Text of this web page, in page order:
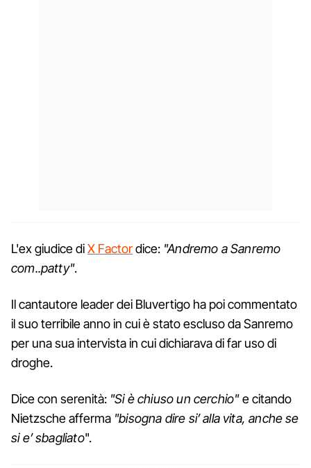
L'ex giudice diX Factordice: "Andremo a Sanremo
com..patty".
Il cantautore leader dei Bluvertigo ha poi commentato
il suo terribile anno in cui è stato escluso da Sanremo
per una sua intervista in cui dichiarava di far uso di
droghe.
Dice con serenità: "Si è chiuso un cerchio"e citando
Nietzsche afferma "bisogna dire si’ alla vita, anche se
si e’ sbagliato".